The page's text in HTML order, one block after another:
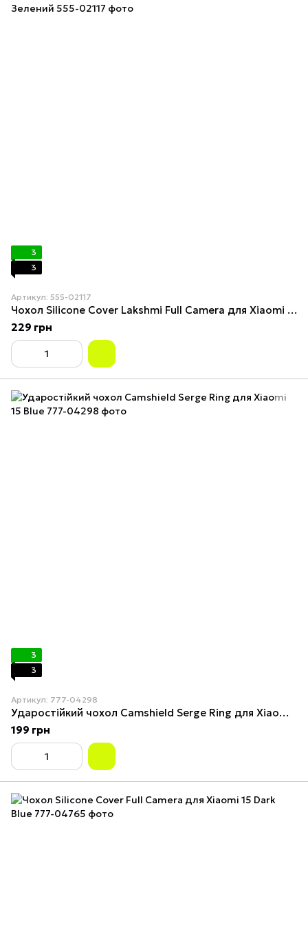
3
3
Артикул: 555-02117
Чохол Silicone Cover Lakshmi Full Camera для Xiaomi 15 Зелений
229 грн
3
3
Артикул: 777-04298
Ударостійкий чохол Camshield Serge Ring для Xiaomi 15 Blue
199 грн